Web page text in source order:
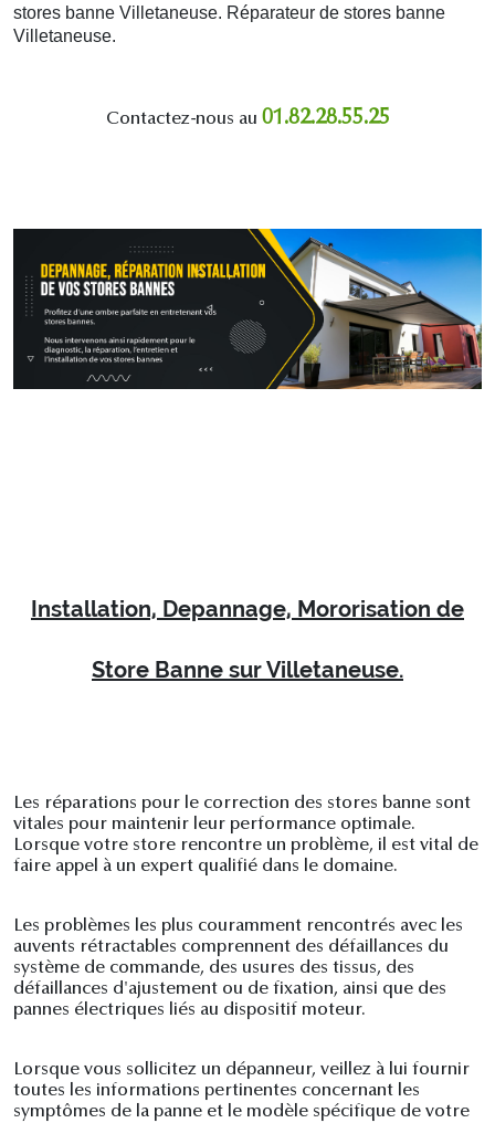
stores banne Villetaneuse. Réparateur de stores banne
Villetaneuse.
Contactez-nous au 01.82.28.55.25
Installation, Depannage, Mororisation de
Store Banne sur Villetaneuse.
Les réparations pour le correction des stores banne sont
vitales pour maintenir leur performance optimale.
Lorsque votre store rencontre un problème, il est vital de
faire appel à un expert qualifié dans le domaine.
Les problèmes les plus couramment rencontrés avec les
auvents rétractables comprennent des défaillances du
système de commande, des usures des tissus, des
défaillances d'ajustement ou de fixation, ainsi que des
pannes électriques liés au dispositif moteur.
Lorsque vous sollicitez un dépanneur, veillez à lui fournir
toutes les informations pertinentes concernant les
symptômes de la panne et le modèle spécifique de votre